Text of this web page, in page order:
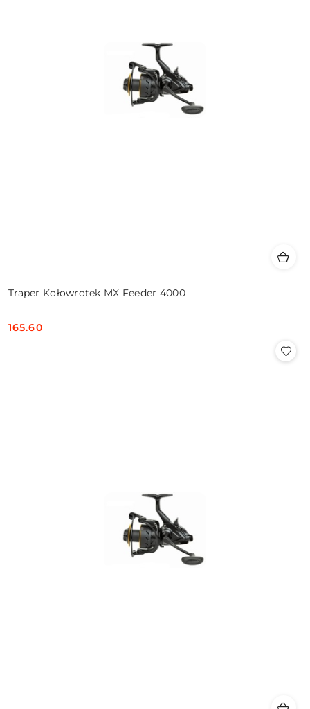
Traper Kołowrotek MX Feeder 4000
Cena:
165.60